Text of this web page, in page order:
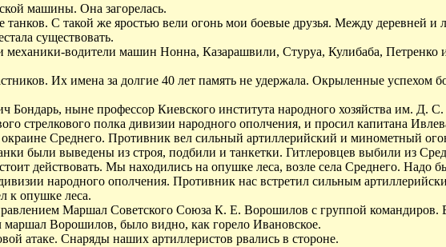
машины. Она загорелась.
С такой же яростью вели огонь мои боевые друзья. Между деревней и
существовать.
водители машин Нонна, Казарашвили, Стуруа, Кулибаба, Петренко
Их имена за долгие 40 лет память не удержала. Окрыленные успехом
ныне профессор Киевского института народного хозяйства им. Д. С.
стрелкового полка дивизии народного ополчения, и просил капитана
Среднего. Противник вел сильный артиллерийский и минометный
были выведены из строя, подбили и танкетки. Гитлеровцев выбили из
действовать. Мы находились на опушке леса, возле села Среднего. Надо
народного ополчения. Противник нас встретил сильным
к опушке леса.
Маршал Советского Союза К. Е. Ворошилов с группой
Ворошилов, было видно, как горело Ивановское.
атаке. Снаряды наших артиллеристов рвались в стороне.